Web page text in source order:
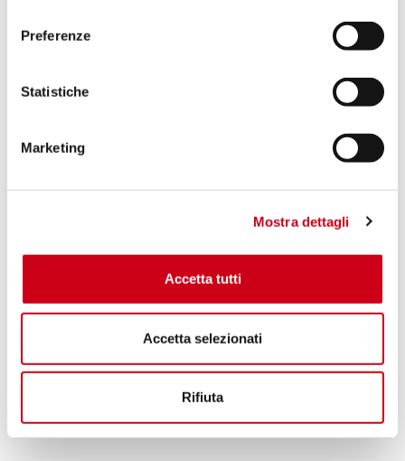
Preferenze
Statistiche
Marketing
Mostra dettagli
Accetta tutti
Accetta selezionati
Rifiuta